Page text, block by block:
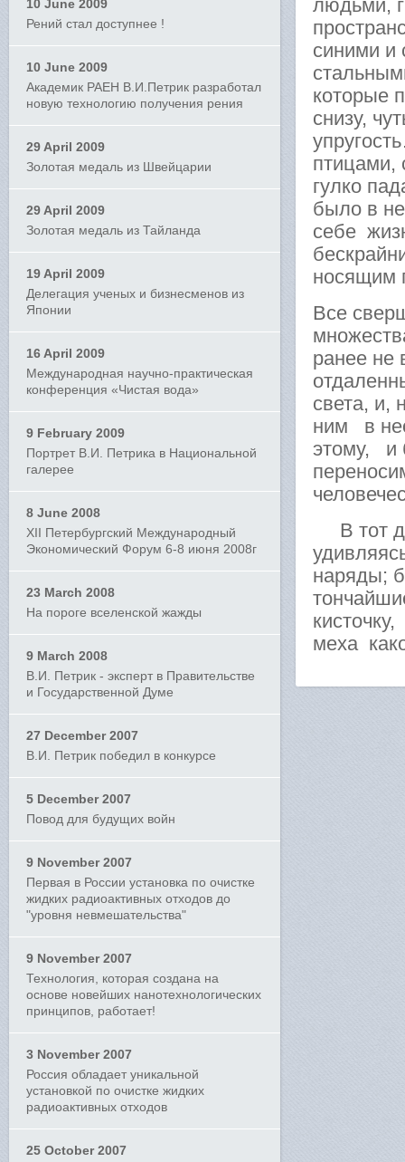
10 June 2009
Рений стал доступнее !
10 June 2009
Академик РАЕН В.И.Петрик разработал
новую технологию получения рения
29 April 2009
Золотая медаль из Швейцарии
29 April 2009
Золотая медаль из Тайланда
19 April 2009
Делегация ученых и бизнесменов из
Японии
16 April 2009
Международная научно-практическая
конференция «Чистая вода»
9 February 2009
Портрет В.И. Петрика в Национальной
галерее
8 June 2008
XII Петербургский Международный
Экономический Форум 6-8 июня 2008г
23 March 2008
На пороге вселенской жажды
9 March 2008
В.И. Петрик - эксперт в Правительстве
и Государственной Думе
27 December 2007
В.И. Петрик победил в конкурсе
5 December 2007
Повод для будущих войн
9 November 2007
Первая в России установка по очистке
жидких радиоактивных отходов до
"уровня невмешательства"
9 November 2007
Технология, которая создана на
основе новейших нанотехнологических
принципов, работает!
3 November 2007
Россия обладает уникальной
установкой по очистке жидких
радиоактивных отходов
25 October 2007
людьми,
синими
которые
снизу,
птицами,
гулко
было в
себе
носящим
Все
ранее не
света, и,
ним в
этому, и
В тот
наряды;
меха